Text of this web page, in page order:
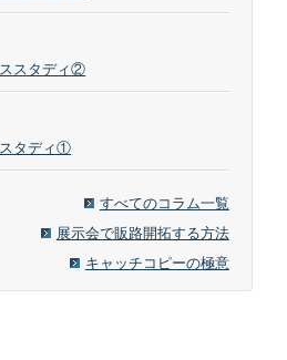
スタディ②
タディ①
すべてのコラム一覧
展示会で販路開拓する方法
キャッチコピーの極意